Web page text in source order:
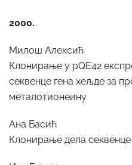
2000.
Милош Алексић
Клонирање у pQE42
секвенце гена хељде за
металотионеину
Ана Басић
Клонирање дела секвенце